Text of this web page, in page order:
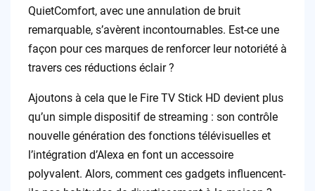
QuietComfort, avec une annulation de bruit
remarquable, s’avèrent incontournables. Est-ce une
façon pour ces marques de renforcer leur notoriété à
travers ces réductions éclair ?
Ajoutons à cela que le Fire TV Stick HD devient plus
qu’un simple dispositif de streaming : son contrôle
nouvelle génération des fonctions télévisuelles et
l’intégration d’Alexa en font un accessoire
polyvalent. Alors, comment ces gadgets influencent-